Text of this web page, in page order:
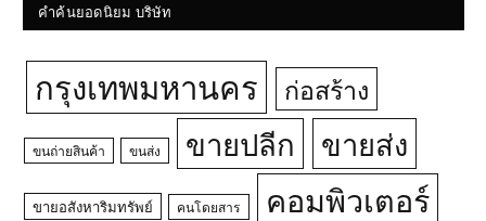
คำค้นยอดนิยม บริษัท
กรุงเทพมหานคร ก่อสร้าง
ขนถ่ายสินค้า ขนส่ง ขายปลีก ขายส่ง
ขายอสังหาริมทรัพย์ คนโดยสาร คอมพิวเตอร์